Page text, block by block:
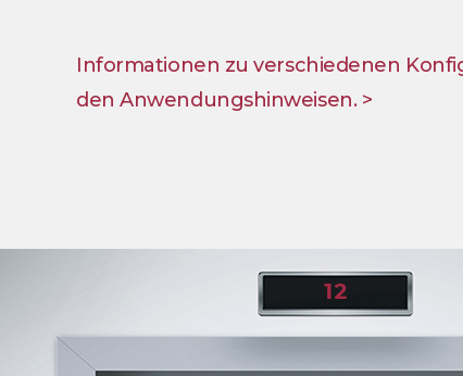
Informationen zu verschiedenen
den Anwendungshinweisen. >